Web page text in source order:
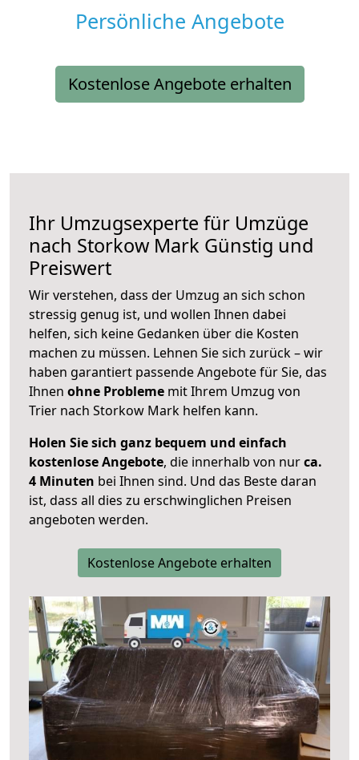
Persönliche Angebote
Kostenlose Angebote erhalten
Ihr Umzugsexperte für Umzüge
nach Storkow Mark Günstig und
Preiswert
Wir verstehen, dass der Umzug an sich schon
stressig genug ist, und wollen Ihnen dabei
helfen, sich keine Gedanken über die Kosten
machen zu müssen. Lehnen Sie sich zurück – wir
haben garantiert passende Angebote für Sie, das
Ihnen ohne Probleme mit Ihrem Umzug von
Trier nach Storkow Mark helfen kann.
Holen Sie sich ganz bequem und einfach
kostenlose Angebote, die innerhalb von nurca.
4 Minuten bei Ihnen sind. Und das Beste daran
ist, dass all dies zu erschwinglichen Preisen
angeboten werden.
Kostenlose Angebote erhalten